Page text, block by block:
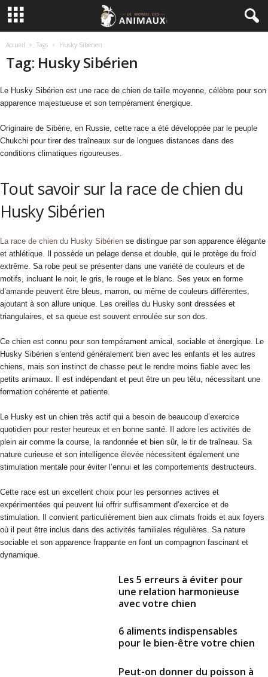
Accueil Tags Husky Sibérien
Tag: Husky Sibérien
Le Husky Sibérien est une race de chien de taille moyenne, célèbre pour son
apparence majestueuse et son tempérament énergique.
Originaire de Sibérie, en Russie, cette race a été développée par le peuple
Chukchi pour tirer des traîneaux sur de longues distances dans des
conditions climatiques rigoureuses.
Tout savoir sur la race de chien du
Husky Sibérien
La race de chien du Husky Sibérien se distingue par son apparence élégante
et athlétique. Il possède un pelage dense et double, qui le protège du froid
extrême. Sa robe peut se présenter dans une variété de couleurs et de
motifs, incluant le noir, le gris, le rouge et le blanc. Ses yeux en forme
d’amande peuvent être bleus, marron, ou même de couleurs différentes,
ajoutant à son allure unique. Les oreilles du Husky sont dressées et
triangulaires, et sa queue est souvent enroulée sur son dos.
Ce chien est connu pour son tempérament amical, sociable et énergique. Le
Husky Sibérien s’entend généralement bien avec les enfants et les autres
chiens, mais son instinct de chasse peut le rendre moins fiable avec les
petits animaux. Il est indépendant et peut être un peu têtu, nécessitant une
formation cohérente et patiente.
Le Husky est un chien très actif qui a besoin de beaucoup d’exercice
quotidien pour rester heureux et en bonne santé. Il adore les activités de
plein air comme la course, la randonnée et bien sûr, le tir de traîneau. Sa
nature curieuse et son intelligence élevée nécessitent également une
stimulation mentale pour éviter l’ennui et les comportements destructeurs.
Cette race est un excellent choix pour les personnes actives et
expérimentées qui peuvent lui offrir suffisamment d’exercice et de
stimulation. Il convient particulièrement bien aux climats froids et aux foyers
où il peut être inclus dans des activités familiales régulières. Sa nature
sociable et son apparence frappante en font un compagnon fascinant et
dynamique.
Les 5 erreurs à éviter pour
une relation harmonieuse
avec votre chien
6 aliments indispensables
pour le bien-être votre chien
Peut-on donner du poisson à